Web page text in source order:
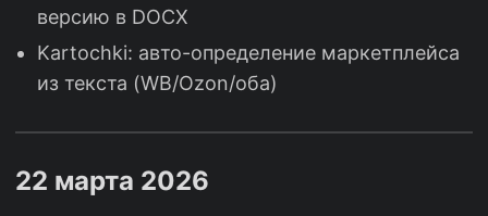
версию в DOCX
Kartochki: авто-определение маркетплейса
из текста (WB/Ozon/оба)
22 марта 2026